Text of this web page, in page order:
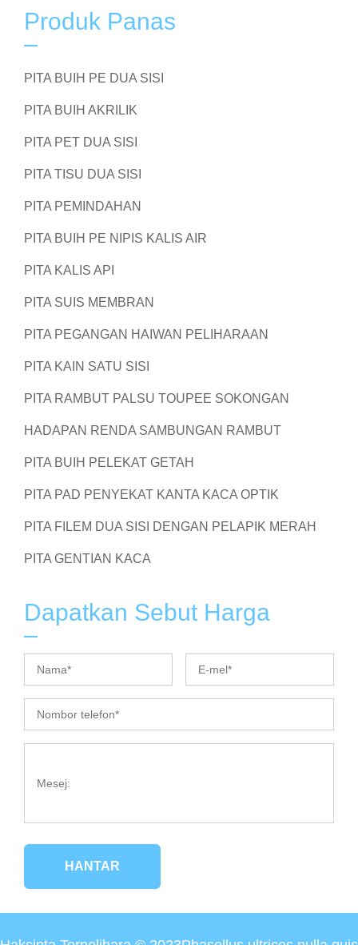
Produk Panas
PITA BUIH PE DUA SISI
PITA BUIH AKRILIK
PITA PET DUA SISI
PITA TISU DUA SISI
PITA PEMINDAHAN
PITA BUIH PE NIPIS KALIS AIR
PITA KALIS API
PITA SUIS MEMBRAN
PITA PEGANGAN HAIWAN PELIHARAAN
PITA KAIN SATU SISI
PITA RAMBUT PALSU TOUPEE SOKONGAN
HADAPAN RENDA SAMBUNGAN RAMBUT
PITA BUIH PELEKAT GETAH
PITA PAD PENYEKAT KANTA KACA OPTIK
PITA FILEM DUA SISI DENGAN PELAPIK MERAH
PITA GENTIAN KACA
Dapatkan Sebut Harga
HANTAR